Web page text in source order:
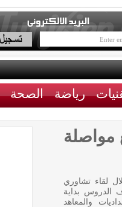
رياضة الصحة
مواصلة
لقاء تشاوري
الدروس بداية
والمعاهد